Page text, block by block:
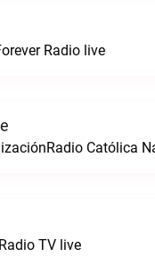
Radio live
Católica
TV live